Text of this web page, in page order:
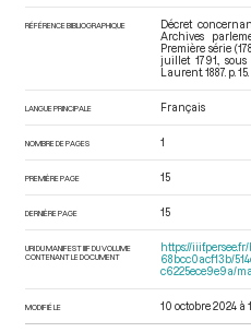
RÉFÉRENCE BIBLIOGRAPHIQUE
Décret
Archives
Première série
juillet 1791.
,
Laurent. 1887. p. 15.
LANGUE PRINCIPALE Français
NOMBRE DE PAGES 1
PREMIÈRE PAGE 15
DERNIÈRE PAGE 15
URI DU MANIFEST IIIF DU VOLUME
CONTENANT LE DOCUMENT
https://
68bcc0acf13b/
c6225ece9e9a/
MODIFIÉ LE 10 octobre 2024 à